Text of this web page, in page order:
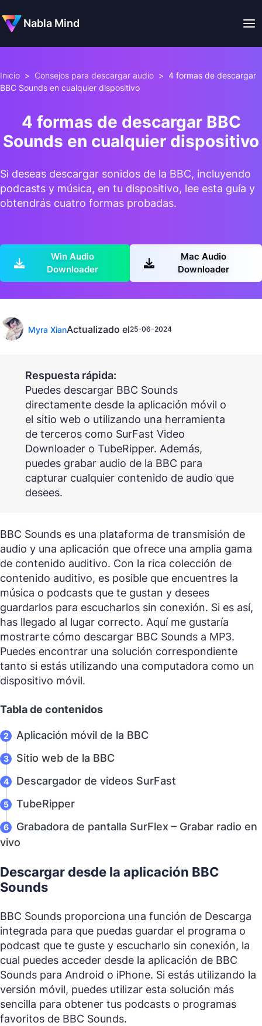
Nabla Mind
Inicio > Consejos para descargar audio > 4 formas de descargar
BBC Sounds en cualquier dispositivo
4 formas de descargar BBC
Sounds en cualquier dispositivo
Si deseas descargar sonidos de la BBC, incluyendo
podcasts y música, en tu dispositivo, lee esta guía y
obtendrás cuatro formas probadas.
Win Audio
Downloader
Mac Audio
Downloader
Myra XianActualizado el25-06-2024
Respuesta rápida:
Puedes descargar BBC Sounds
directamente desde la aplicación móvil o
el sitio web o utilizando una herramienta
de terceros como SurFast Video
Downloader o TubeRipper. Además,
puedes grabar audio de la BBC para
capturar cualquier contenido de audio que
desees.
BBC Sounds es una plataforma de transmisión de
audio y una aplicación que ofrece una amplia gama
de contenido auditivo. Con la rica colección de
contenido auditivo, es posible que encuentres la
música o podcasts que te gustan y desees
guardarlos para escucharlos sin conexión. Si es así,
has llegado al lugar correcto. Aquí me gustaría
mostrarte cómo descargar BBC Sounds a MP3.
Puedes encontrar una solución correspondiente
tanto si estás utilizando una computadora como un
dispositivo móvil.
Tabla de contenidos
Aplicación móvil de la BBC
Sitio web de la BBC
Descargador de videos SurFast
TubeRipper
Grabadora de pantalla SurFlex – Grabar radio en
vivo
Descargar desde la aplicación BBC
Sounds
BBC Sounds proporciona una función de Descarga
integrada para que puedas guardar el programa o
podcast que te guste y escucharlo sin conexión, la
cual puedes acceder desde la aplicación de BBC
Sounds para Android o iPhone. Si estás utilizando la
versión móvil, puedes utilizar esta solución más
sencilla para obtener tus podcasts o programas
favoritos de BBC Sounds.